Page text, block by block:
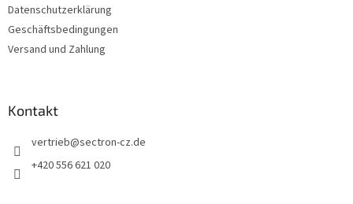
Datenschutzerklärung
Geschäftsbedingungen
Versand und Zahlung
Kontakt
vertrieb@sectron-cz.de
+420 556 621 020